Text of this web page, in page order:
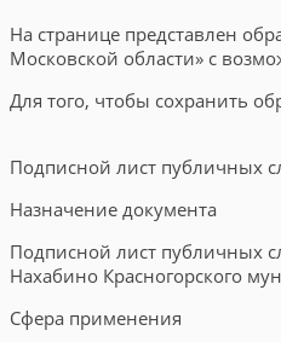
На странице представлен
Московской области» с
Для того, чтобы сохранить
Подписной лист публичных
Назначение документа
Подписной лист публичных
Нахабино Красногорского
Сфера применения